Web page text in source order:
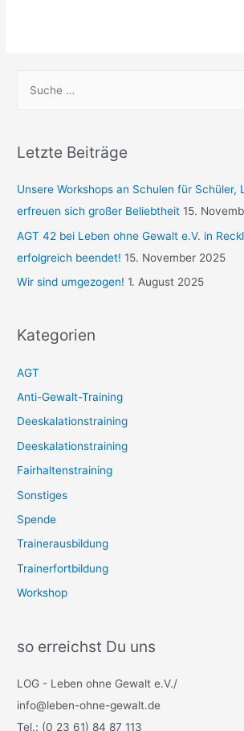
Letzte Beiträge
Unsere Workshops an Schulen für Schüler,
erfreuen sich großer Beliebtheit 15.
AGT 42 bei Leben ohne Gewalt e.V. in
erfolgreich beendet! 15. November 2025
Wir sind umgezogen! 1. August 2025
Kategorien
AGT
Anti-Gewalt-Training
Deeskalationstraining
Deeskalationstraining
Fairhaltenstraining
Sonstiges
Spende
Trainerausbildung
Trainerfortbildung
Workshop
so erreichst Du uns
LOG - Leben ohne Gewalt e.V./
info@leben-ohne-gewalt.de
Tel.: (0 23 61) 84 87 113